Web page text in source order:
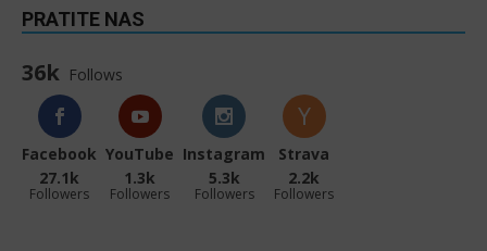
PRATITE NAS
36k Follows
Facebook
27.1k
Followers
YouTube
1.3k
Followers
Instagram
5.3k
Followers
Strava
2.2k
Followers